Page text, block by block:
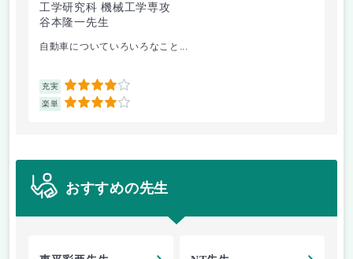
工学研究科 機械工学専攻
谷本隆一先生
自動車についていろいろなこと...
充実 4
楽単 4
おすすめの先生